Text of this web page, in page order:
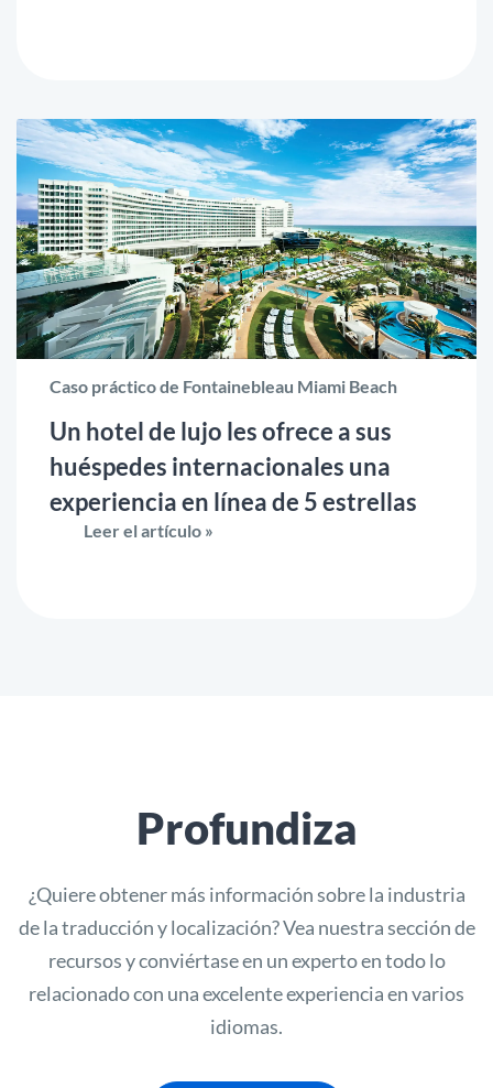
Caso práctico de Fontainebleau Miami Beach
Un hotel de lujo les ofrece a sus
huéspedes internacionales una
experiencia en línea de 5 estrellas
Leer el artículo »
Profundiza
¿Quiere obtener más información sobre la industria
de la traducción y localización? Vea nuestra sección de
recursos y conviértase en un experto en todo lo
relacionado con una excelente experiencia en varios
idiomas.